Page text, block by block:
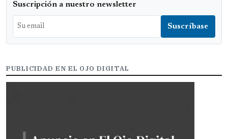
Suscripción a nuestro newsletter
PUBLICIDAD EN EL OJO DIGITAL